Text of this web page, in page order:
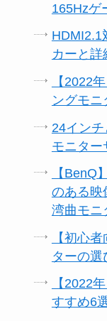
165Hzゲ
HDMI2.1
カーと詳
【2022
ングモニ
24イン
モニター
【BenQ
のある映
湾曲モニ
【初心
ターの選
【2022
すすめ6